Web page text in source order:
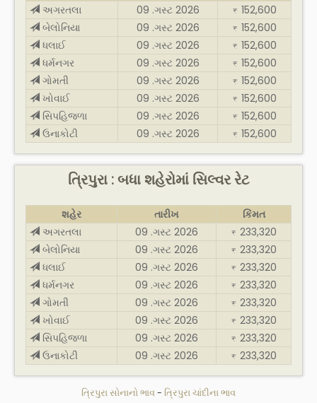
અગરતલા
09 .ગસ્ટ 2026 ₹ 152,600
બેલોનિયા
09 .ગસ્ટ 2026 ₹ 152,600
ધલાઈ
09 .ગસ્ટ 2026 ₹ 152,600
ધર્મનગર
09 .ગસ્ટ 2026 ₹ 152,600
ગોમતી
09 .ગસ્ટ 2026 ₹ 152,600
ખોવાઈ
09 .ગસ્ટ 2026 ₹ 152,600
સિપહિજળા
09 .ગસ્ટ 2026 ₹ 152,600
ઉનાકોટી
09 .ગસ્ટ 2026 ₹ 152,600
ત્રિપુરા : બધા શહેરોમાં સિલ્વર રેટ
શહેર તારીખ
કિંમત
અગરતલા
09 .ગસ્ટ 2026 ₹ 233,320
બેલોનિયા
09 .ગસ્ટ 2026 ₹ 233,320
ધલાઈ
09 .ગસ્ટ 2026 ₹ 233,320
ધર્મનગર
09 .ગસ્ટ 2026 ₹ 233,320
ગોમતી
09 .ગસ્ટ 2026 ₹ 233,320
ખોવાઈ
09 .ગસ્ટ 2026 ₹ 233,320
સિપહિજળા
09 .ગસ્ટ 2026 ₹ 233,320
ઉનાકોટી
09 .ગસ્ટ 2026 ₹ 233,320
ત્રિપુરા સોનાનો ભાવ- ત્રિપુરા ચાંદીના ભાવ